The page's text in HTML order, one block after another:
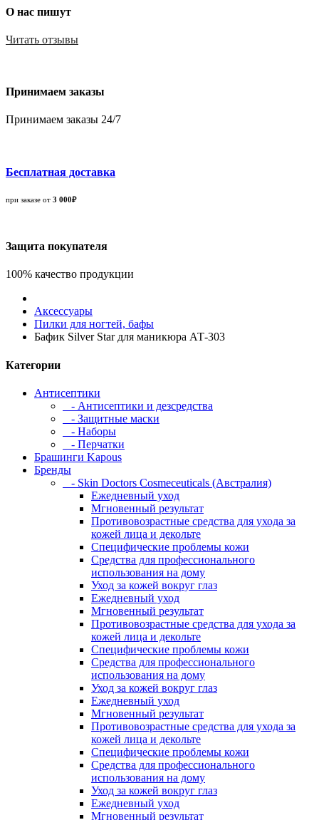
О нас пишут
Читать отзывы
Принимаем заказы
Принимаем заказы 24/7
Бесплатная доставка
при заказе от 3 000₽
Защита покупателя
100% качество продукции
Аксессуары
Пилки для ногтей, бафы
Бафик Silver Star для маникюра АТ-303
Категории
Антисептики
- Антисептики и дезсредства
- Защитные маски
- Наборы
- Перчатки
Брашинги Kapous
Бренды
- Skin Doctors Cosmeceuticals (Австралия)
Ежедневный уход
Мгновенный результат
Противовозрастные средства для ухода за
кожей лица и декольте
Специфические проблемы кожи
Средства для профессионального
использования на дому
Уход за кожей вокруг глаз
Ежедневный уход
Мгновенный результат
Противовозрастные средства для ухода за
кожей лица и декольте
Специфические проблемы кожи
Средства для профессионального
использования на дому
Уход за кожей вокруг глаз
Ежедневный уход
Мгновенный результат
Противовозрастные средства для ухода за
кожей лица и декольте
Специфические проблемы кожи
Средства для профессионального
использования на дому
Уход за кожей вокруг глаз
Ежедневный уход
Мгновенный результат